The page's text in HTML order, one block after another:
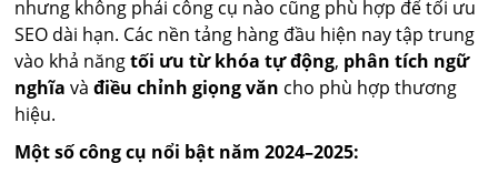
nhưng không phải công cụ nào cũng phù hợp để tối ưu
SEO dài hạn. Các nền tảng hàng đầu hiện nay tập trung
vào khả năngtối ưu từ khóa tự động, phân tích ngữ
nghĩa vàđiều chỉnh giọng văn cho phù hợp thương
hiệu.
Một số công cụ nổi bật năm 2024–2025: